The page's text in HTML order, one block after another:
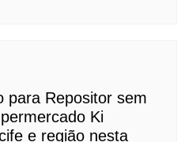
para Repositor sem
Ki
e região nesta